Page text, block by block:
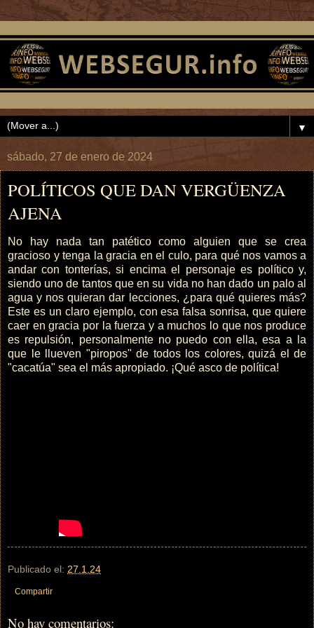
▼
sábado, 27 de enero de 2024
POLÍTICOS QUE DAN VERGÜENZA
AJENA
No hay nada tan patético como alguien que se crea
gracioso y tenga la gracia en el culo, para qué nos vamos a
andar con tonterías, si encima el personaje es político y,
siendo uno de tantos que en su vida no han dado un palo al
agua y nos quieran dar lecciones, ¿para qué quieres más?
Este es un claro ejemplo, con esa falsa sonrisa, que quiere
caer en gracia por la fuerza y a muchos lo que nos produce
es repulsión, personalmente no puedo con ella, esa a la
que le llueven "piropos" de todos los colores, quizá el de
"cacatúa" sea el más apropiado. ¡Qué asco de política!
Publicado el: 27.1.24
Compartir
No hay comentarios: